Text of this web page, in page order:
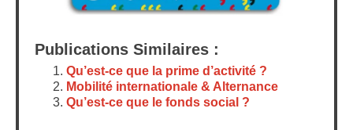
Publications Similaires :
Qu’est-ce que la prime d’activité ?
Mobilité internationale & Alternance
Qu’est-ce que le fonds social ?